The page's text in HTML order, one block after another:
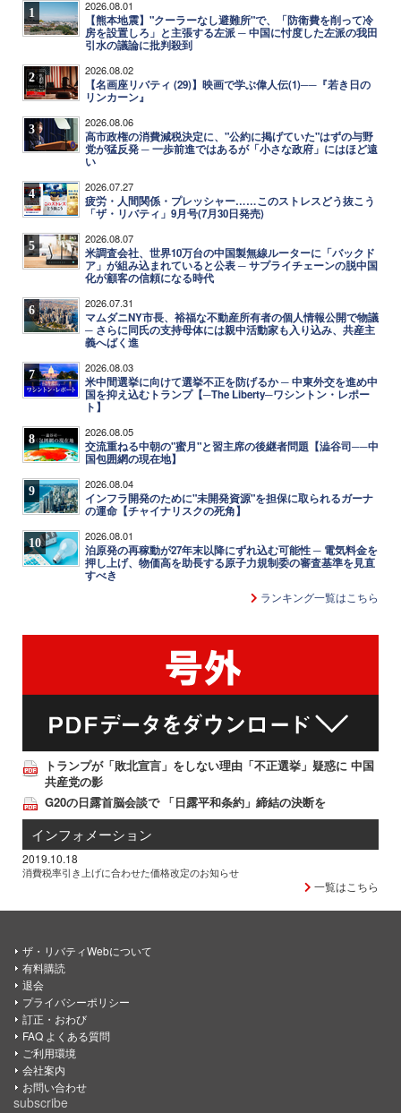
1 2026.08.01
【熊本地震】"クーラーなし避難所"で、「防衛費を削って冷
房を設置しろ」と主張する左派 ─ 中国に忖度した左派の我田
引水の議論に批判殺到
2 2026.08.02
【名画座リバティ (29)】映画で学ぶ偉人伝(1)──『若き日の
リンカーン』
3 2026.08.06
高市政権の消費減税決定に、"公約に掲げていた"はずの与野
党が猛反発 ─ 一歩前進ではあるが「小さな政府」にはほど遠
い
4 2026.07.27
疲労・人間関係・プレッシャー……このストレスどう抜こう
「ザ・リバティ」9月号(7月30日発売)
5 2026.08.07
米調査会社、世界10万台の中国製無線ルーターに「バックド
ア」が組み込まれていると公表 ─ サプライチェーンの脱中国
化が顧客の信頼になる時代
6 2026.07.31
マムダニNY市長、裕福な不動産所有者の個人情報公開で物議
─ さらに同氏の支持母体には親中活動家も入り込み、共産主
義へばく進
7 2026.08.03
米中間選挙に向けて選挙不正を防げるか ─ 中東外交を進め中
国を抑え込むトランプ【─The Liberty─ワシントン・レポー
ト】
8 2026.08.05
交流重ねる中朝の"蜜月"と習主席の後継者問題【澁谷司──中
国包囲網の現在地】
9 2026.08.04
インフラ開発のために"未開発資源"を担保に取られるガーナ
の運命【チャイナリスクの死角】
10 2026.08.01
泊原発の再稼動が27年末以降にずれ込む可能性 ─ 電気料金を
押し上げ、物価高を助長する原子力規制委の審査基準を見直
すべき
ランキング一覧はこちら
トランプが「敗北宣言」をしない理由「不正選挙」疑惑に 中国
共産党の影
G20の日露首脳会談で 「日露平和条約」締結の決断を
インフォメーション
2019.10.18
消費税率引き上げに合わせた価格改定のお知らせ
一覧はこちら
ザ・リバティWebについて
有料購読
退会
プライバシーポリシー
訂正・おわび
FAQ よくある質問
ご利用環境
会社案内
お問い合わせ
subscribe